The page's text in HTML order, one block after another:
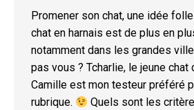
Promener son chat, une idée
chat en harnais est de plus en
notamment dans les grandes
pas vous ? Tcharlie, le jeune chat
Camille est mon testeur préféré
rubrique.
Quels sont les